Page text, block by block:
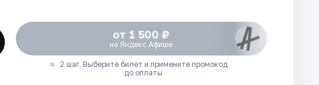
от 1 500 ₽
на Яндекс Афише
2 шаг. Выберите билет и примените промокод
до оплаты